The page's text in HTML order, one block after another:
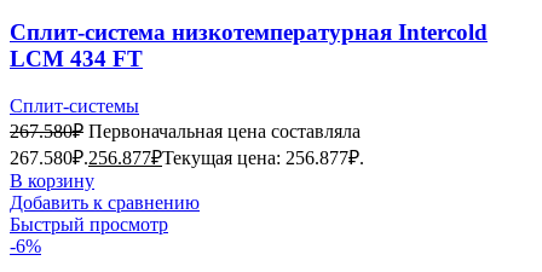
Сплит-система низкотемпературная Intercold
LCM 434 FT
Сплит-системы
267.580₽ Первоначальная цена составляла
267.580₽.256.877₽Текущая цена: 256.877₽.
В корзину
Добавить к сравнению
Быстрый просмотр
-6%